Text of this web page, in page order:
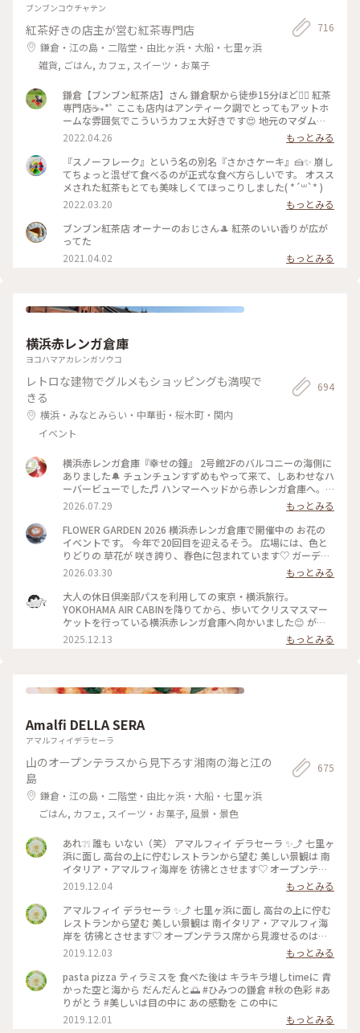
ブンブンコウチャテン
紅茶好きの店主が営む紅茶専門店
鎌倉・江の島・二階堂・由比ヶ浜・大船・七里ヶ浜
雑貨, ごはん, カフェ, スイーツ・お菓子
716
鎌倉【ブンブン紅茶店】さん 鎌倉駅から徒歩15分ほど🚶‍♀️ 紅茶
専門店☕∗*ﾟ ここも店内はアンティーク調でとってもアットホ
ームな雰囲気でこういうカフェ大好きです😍 地元のマダムさ
んがおしゃべりに夢中でした(笑) 通りかかって気になり
Googleで調べたら、クチコミでは「一見さんお断りな雰囲
気」とか「うちに何か用ですか？って感じの対応」ってあった
のだけど、全然そんなことなくて(男性のマスターが素っ気な
いかな？)女性の方はテキパキと対応されていて、とりあえず
忙しそうではありました😲私は全然嫌な気分ではありませんで
した✨ この逆さまのケーキ？🧐が気になってオーダーしてみた
ところ、 ケーキではなくて、メレンゲのシフォンみたいな感じ
でふわっふわ😍とろけますぅ ひたすら甘々なんだけど、イチ
ゴが甘酸っぱくて、一緒に食べて紅茶をいただくには最高のバ
ランスでした💓 #鎌倉カフェ #紅茶専門店 #ブンブン紅茶店 #
2022.04.26
もっとみる
『スノーフレーク』という名の別名『さかさケーキ』🍰✨ 崩し
てちょっと混ぜて食べるのが正式な食べ方らしいです。 オスス
メされた紅茶もとても美味しくてほっこりしました( *´꒳`* )
2022.03.20
もっとみる
ブンブン紅茶店 オーナーのおじさん🎩 紅茶のいい香りが広が
ってた
2021.04.02
もっとみる
横浜赤レンガ倉庫
ヨコハマアカレンガソウコ
レトロな建物でグルメもショッピングも満喫で
きる
横浜・みなとみらい・中華街・桜木町・関内
イベント
694
横浜赤レンガ倉庫『幸せの鐘』 2号館2Fのバルコニーの海側に
ありました🔔 チュンチュンすずめもやって来て、しあわせなハ
ーバービューでした♬ ハンマーヘッドから赤レンガ倉庫へ。
30年ぶりに一緒に来た友達と、赤レンガ倉庫といえば、「あぶ
ない刑事」だよね、とか言いながら、楽しく散策。当時はみな
とみらい地区といえば、インターコンチネンタルホテルやラン
ドマークタワーでした。今は、たくさんスポットがあり、周り
きれないですね♡ #ひみつの絶景#横浜#赤レンガ倉庫#あぶな
い刑事ロケ地#幸せの鐘#ベイブリッジ#みなとみらい#みなと
ぶらりチケット
2026.07.29
もっとみる
FLOWER GARDEN 2026 横浜赤レンガ倉庫で開催中の お花の
イベントです。 今年で20回目を迎えるそう。 広場には、色と
りどりの 草花が 咲き誇り、春色に包まれています♡ ガーデン
ベアも お出迎え✨ 週末にはマルシェも行われるとか。 横浜に
も 華やかな 季節が 訪れました。 4月19日まて開催 #風景 #フ
ラワーガーデン #赤レンガ倉庫 #みなとみらい #横浜 #神奈川 #
ガーデンネックレス横浜 #イベント
2026.03.30
もっとみる
大人の休日倶楽部パスを利用しての東京・横浜旅行。
YOKOHAMA AIR CABINを降りてから、歩いてクリスマスマー
ケットを行っている横浜赤レンガ倉庫へ向かいました😊 が、
びっくらポン‼️すごい人、人、人。 会場に入場するためのお金
を支払うための列がなが〜い😱 一度は列に並びましたが、後
チェックインしに行きました。 #神奈川県 #横浜市 #横浜赤レ
2025.12.13 もっとみる
Amalfi DELLA SERA
アマルフィイデラセーラ
山のオープンテラスから見下ろす湘南の海と江の
島
鎌倉・江の島・二階堂・由比ヶ浜・大船・七里ヶ浜
ごはん, カフェ, スイーツ・お菓子, 風景・景色
675
あれ❔❕ 誰も いない（笑） アマルフィイ デラセーラ ✨⤴︎ 七里ヶ
浜に面し 高台の上に佇むレストランから望む 美しい景観は 南
イタリア・アマルフィ海岸を 彷彿とさせます♡ オープンテラ
ス席から見渡せるのは 180度オーシャンビューの眩いパノラマ
は いつまでも いつまでも 眺めていたくなり… 困ります（笑）
#ひみつの鎌倉 #秋のお出かけ #美味しかった #ありがとう う
っかり３時間 経っていた（笑） のんびりさん
2019.12.04
もっとみる
アマルフィイ デラセーラ ✨⤴︎ 七里ヶ浜に面し 高台の上に佇む
レストランから望む 美しい景観は 南イタリア・アマルフィ海
岸を 彷彿とさせます♡ オープンテラス席から見渡せるのは
180度オーシャンビューの眩いパノラマは いつまでも いつま
でも 眺めていたくなり… 困ります（笑） #ひみつの鎌倉 #秋の
お出かけ #美味しかった #ありがとう うっかり３時間 経ってい
た（笑）
2019.12.03
もっとみる
pasta pizza ティラミスを 食べた後は キラキラ増しtimeに 青
かった空と海から だんだんと🌅 #ひみつの鎌倉 #秋の色彩 #あ
りがとう #美しいは目の中に あの感動を この中に
2019.12.01
もっとみる